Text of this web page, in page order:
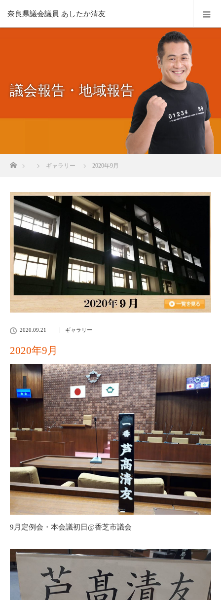
奈良県議会議員 あしたか清友
議会報告・地域報告
ギャラリー 2020年9月
2020.09.21 ギャラリー
2020年9月
9月定例会・本会議初日@香芝市議会